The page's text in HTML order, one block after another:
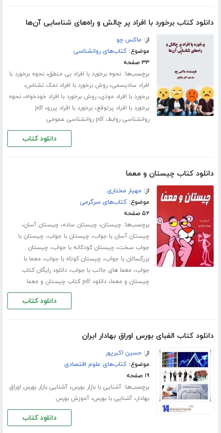
دانلود کتاب برخورد با افراد پر چالش و راه‌های شناسایی آن‌ها
از: ماکس چو
موضوع:کتاب‌های روانشناسی
۳۳ صفحه
برچسب‌ها:نحوه برخورد با افراد بی منطق،نحوه برخورد با
افراد سادیسمی،روش برخورد با افراد نمک نشناس،
برخورد با افراد موذی،روش برخورد با افراد خودخواه،نحوه
برخورد با افراد پرتوقع،برخورد با افراد پررو،pdf
روانشناسی روابط،pdf روانشناسی عمومی
دانلود کتاب
دانلود کتاب چیستان و معما
از: مهیار مختاری
موضوع:کتاب‌های سرگرمی
۵۲ صفحه
برچسب‌ها: چیستان، چیستان ساده، چیستان آسان،
چیستان آسان با جواب، چیستان با جواب، چیستان با
جواب سخت، چیستان کودکانه با جواب، چیستان
بزرگسالان با جواب، چیستان کوتاه با جواب، معما با
جواب، معما های جالب با جواب،دانلود رایگان کتاب
چیستان و معما،دانلود pdf کتاب چیستان و معما
دانلود کتاب
دانلود کتاب الفبای بورس اوراق بهادار ایران
از:حسین اکبرپور
موضوع:کتاب‌های علوم اقتصادی
۱۹ صفحه
برچسب‌ها:آشنایی با بازار بورس،آشنایی بازار بورس اوراق
بهادار،آشنایی با بورس،آموزش بورس
دانلود کتاب